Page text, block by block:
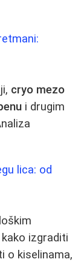
cryo mezo
i drugim
lica: od
izgraditi
o kiselinama,